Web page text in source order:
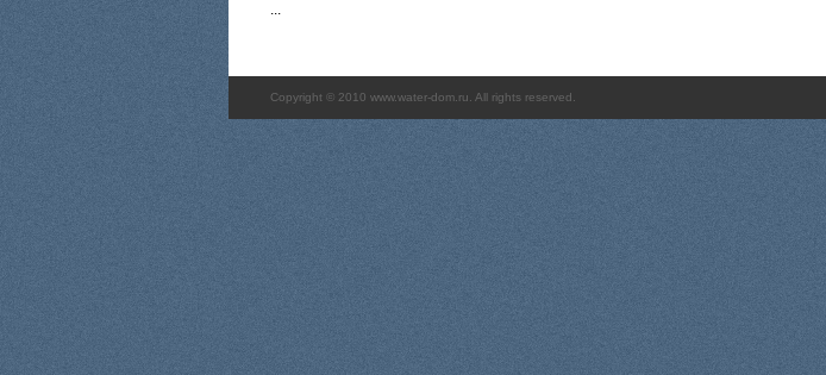
...
Copyright © 2010 www.water-dom.ru. All rights reserved.